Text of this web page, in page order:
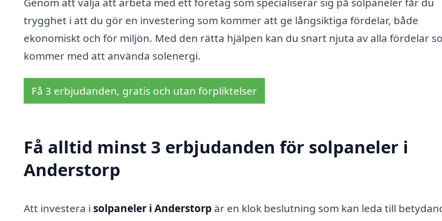
trygghet i att du gör en investering som kommer att ge långsiktiga fördelar, både
ekonomiskt och för miljön. Med den rätta hjälpen kan du snart njuta av alla fördelar
kommer med att använda solenergi.
Få 3 erbjudanden, gratis och utan förpliktelser
Få alltid minst 3 erbjudanden för solpaneler i
Anderstorp
Att investera i solpaneler i Anderstorp är en klok beslutning som kan leda till